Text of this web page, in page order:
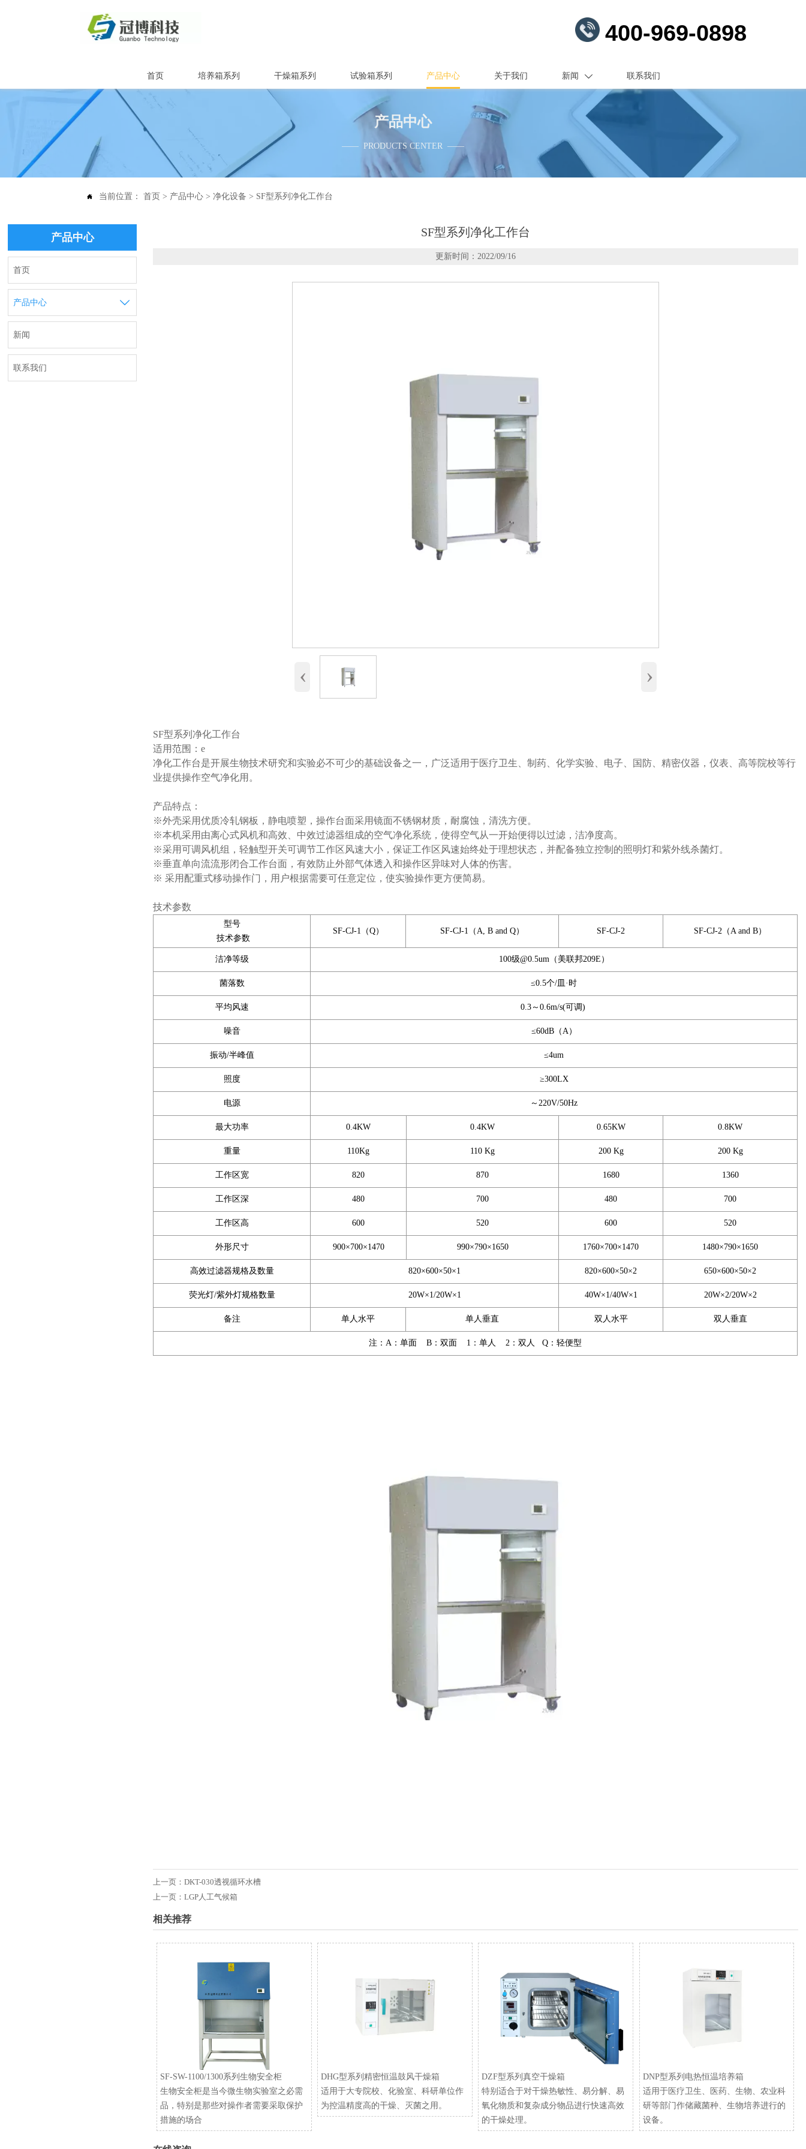
400-969-0898
首页 培养箱系列 干燥箱系列 试验箱系列 产品中心 关于我们 新闻  联系我们
产品中心
—— PRODUCTS CENTER ——
 当前位置：首页 > 产品中心 >净化设备 > SF型系列净化工作台
产品中心
首页
产品中心 
新闻
联系我们
SF型系列净化工作台
更新时间：2022/09/16
‹ ›
SF型系列净化工作台
适用范围：e
净化工作台是开展生物技术研究和实验必不可少的基础设备之一，广泛适用于医疗卫生、制药、化学实验、电子、国防、精密仪器，仪表、高等院校等行
业提供操作空气净化用。
产品特点：
※外壳采用优质冷轧钢板，静电喷塑，操作台面采用镜面不锈钢材质，耐腐蚀，清洗方便。
※本机采用由离心式风机和高效、中效过滤器组成的空气净化系统，使得空气从一开始便得以过滤，洁净度高。
※采用可调风机组，轻触型开关可调节工作区风速大小，保证工作区风速始终处于理想状态，并配备独立控制的照明灯和紫外线杀菌灯。
※垂直单向流流形闭合工作台面，有效防止外部气体透入和操作区异味对人体的伤害。
※ 采用配重式移动操作门，用户根据需要可任意定位，使实验操作更方便简易。
技术参数
型号
技术参数
SF-CJ-1（Q） SF-CJ-1（A, B and Q） SF-CJ-2 SF-CJ-2（A and B）
洁净等级 100级@0.5um（美联邦209E）
菌落数 ≤0.5个/皿·时
平均风速 0.3～0.6m/s(可调)
噪音 ≤60dB（A）
振动/半峰值 ≤4um
照度 ≥300LX
电源 ～220V/50Hz
最大功率 0.4KW 0.4KW 0.65KW 0.8KW
重量 110Kg 110 Kg 200 Kg 200 Kg
工作区宽 820 870 1680 1360
工作区深 480 700 480 700
工作区高 600 520 600 520
外形尺寸 900×700×1470 990×790×1650 1760×700×1470 1480×790×1650
高效过滤器规格及数量 820×600×50×1 820×600×50×2 650×600×50×2
荧光灯/紫外灯规格数量 20W×1/20W×1 40W×1/40W×1 20W×2/20W×2
备注 单人水平 单人垂直 双人水平 双人垂直
注：A：单面 B：双面 1：单人 2：双人 Q：轻便型
上一页：DKT-030透视循环水槽
上一页：LGP人工气候箱
相关推荐
SF-SW-1100/1300系列生物安全柜
生物安全柜是当今微生物实验室之必需
品，特别是那些对操作者需要采取保护
措施的场合
DHG型系列精密恒温鼓风干燥箱
适用于大专院校、化验室、科研单位作
为控温精度高的干燥、灭菌之用。
DZF型系列真空干燥箱
特别适合于对干燥热敏性、易分解、易
氧化物质和复杂成分物品进行快速高效
的干燥处理。
​DNP型系列电热恒温培养箱
适用于医疗卫生、医药、生物、农业科
研等部门作储藏菌种、生物培养进行的
设备。